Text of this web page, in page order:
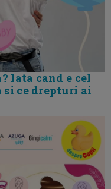
Iata cand e cel
si ce drepturi ai